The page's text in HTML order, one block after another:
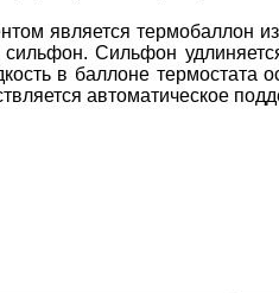
является термобаллон
Сильфон
в баллоне термостата
автоматическое